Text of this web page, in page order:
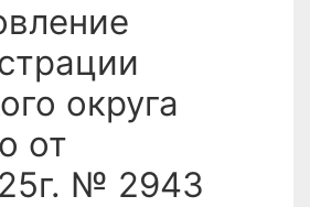
округа
от
№ 2943